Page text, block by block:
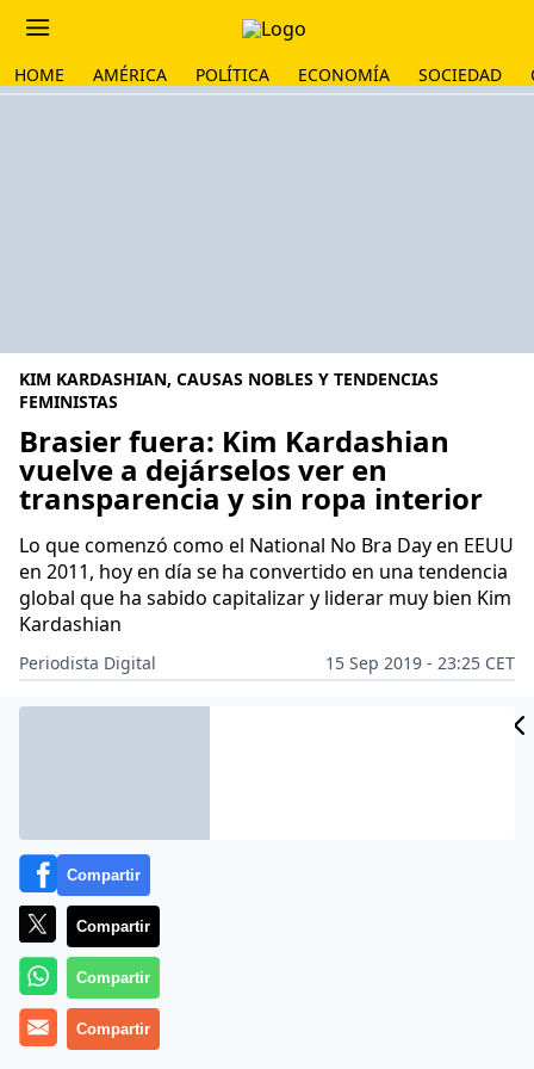
HOME AMÉRICA POLÍTICA ECONOMÍA SOCIEDAD
KIM KARDASHIAN, CAUSAS NOBLES Y TENDENCIAS
FEMINISTAS
Brasier fuera: Kim Kardashian
vuelve a dejárselos ver en
transparencia y sin ropa interior
Lo que comenzó como el National No Bra Day en EEUU
en 2011, hoy en día se ha convertido en una tendencia
global que ha sabido capitalizar y liderar muy bien Kim
Kardashian
Periodista Digital
15 Sep 2019 - 23:25 CET
Archivado en:
Compartir
Compartir
Compartir
Compartir